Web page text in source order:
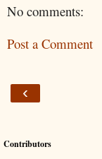
No comments:
Post a Comment
‹
Contributors